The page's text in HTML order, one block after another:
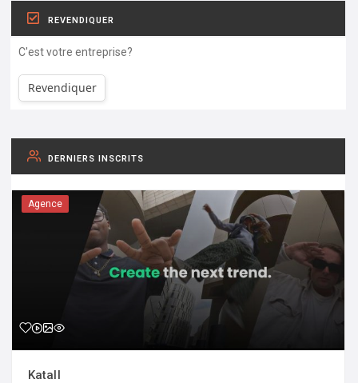
REVENDIQUER
C'est votre entreprise?
Revendiquer
DERNIERS INSCRITS
Agence
Katall